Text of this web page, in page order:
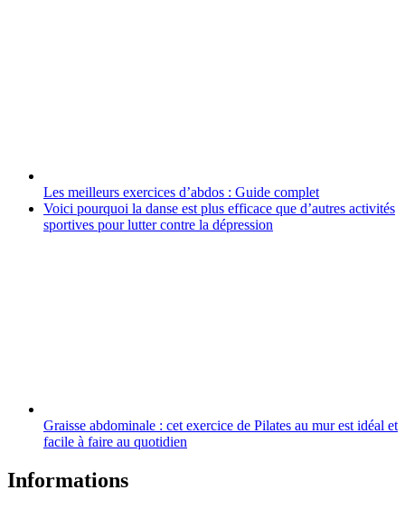
Les meilleurs exercices d’abdos : Guide complet
Voici pourquoi la danse est plus efficace que d’autres activités
sportives pour lutter contre la dépression
Graisse abdominale : cet exercice de Pilates au mur est idéal et
facile à faire au quotidien
Informations